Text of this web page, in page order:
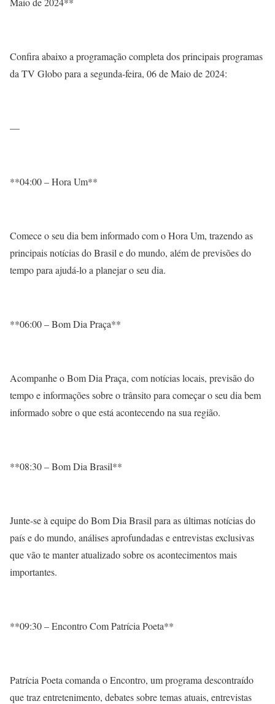
Confira abaixo a programação completa dos principais programas
da TV Globo para a segunda-feira, 06 de Maio de 2024:
—
**04:00 – Hora Um**
Comece o seu dia bem informado com o Hora Um, trazendo as
principais notícias do Brasil e do mundo, além de previsões do
tempo para ajudá-lo a planejar o seu dia.
**06:00 – Bom Dia Praça**
Acompanhe o Bom Dia Praça, com notícias locais, previsão do
tempo e informações sobre o trânsito para começar o seu dia bem
informado sobre o que está acontecendo na sua região.
**08:30 – Bom Dia Brasil**
Junte-se à equipe do Bom Dia Brasil para as últimas notícias do
país e do mundo, análises aprofundadas e entrevistas exclusivas
que vão te manter atualizado sobre os acontecimentos mais
importantes.
**09:30 – Encontro Com Patrícia Poeta**
Patrícia Poeta comanda o Encontro, um programa descontraído
que traz entretenimento, debates sobre temas atuais, entrevistas